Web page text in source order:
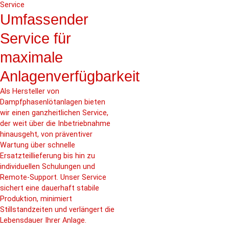
Service
Umfassender
Service für
maximale
Anlagenverfügbarkeit
Als Hersteller von
Dampfphasenlötanlagen bieten
wir einen ganzheitlichen Service,
der weit über die Inbetriebnahme
hinausgeht, von präventiver
Wartung über schnelle
Ersatzteillieferung bis hin zu
individuellen Schulungen und
Remote-Support. Unser Service
sichert eine dauerhaft stabile
Produktion, minimiert
Stillstandzeiten und verlängert die
Lebensdauer Ihrer Anlage.